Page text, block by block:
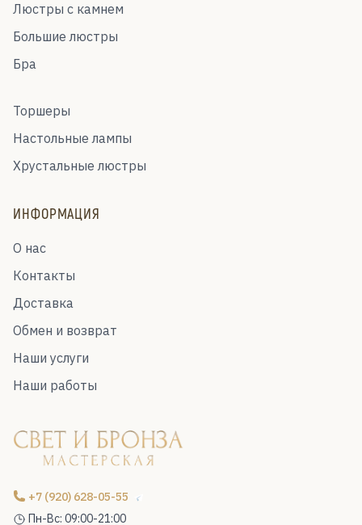
Люстры с камнем
Большие люстры
Бра
Торшеры
Настольные лампы
Хрустальные люстры
ИНФОРМАЦИЯ
О нас
Контакты
Доставка
Обмен и возврат
Наши услуги
Наши работы
+7 (920) 628-05-55
Пн-Вс: 09:00-21:00